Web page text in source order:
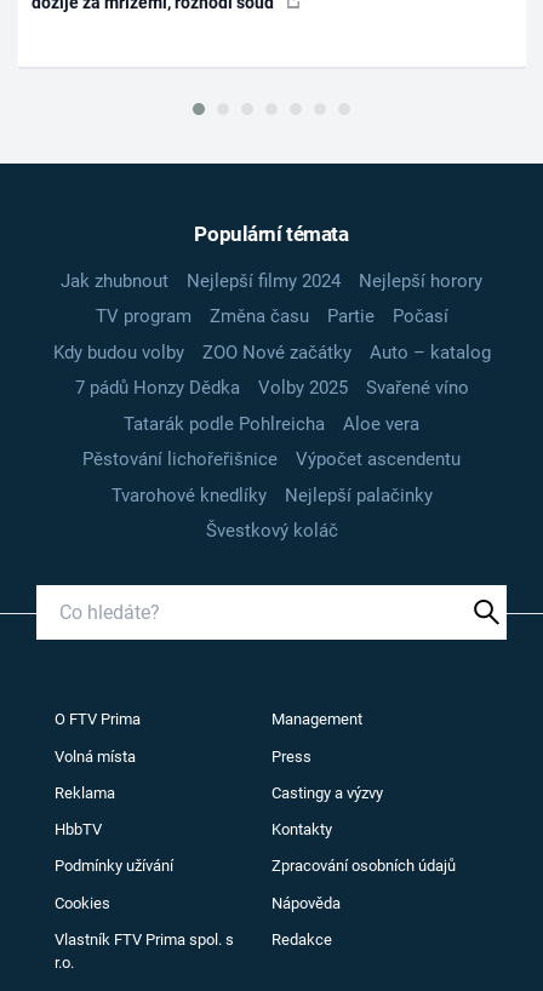
Populární témata
Jak zhubnout Nejlepší filmy 2024
Nejlepší horory
TV program
Změna času Partie
Počasí
Kdy budou volby
ZOO Nové začátky
Auto – katalog
7 pádů Honzy Dědka
Volby 2025
Svařené víno
Tatarák podle Pohlreicha
Aloe vera
Pěstování lichořeřišnice
Výpočet ascendentu
Tvarohové knedlíky
Nejlepší palačinky
Švestkový koláč
O FTV Prima Management
Volná místa Press
Reklama Castingy a výzvy
HbbTV Kontakty
Podmínky užívání Zpracování osobních údajů
Cookies Nápověda
Vlastník FTV Prima spol. s
r.o.
Redakce